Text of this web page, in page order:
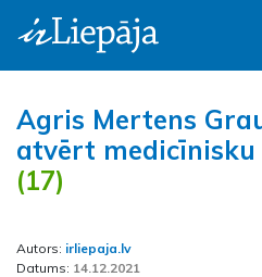
Agris Mertens
atvērt medicīnisku
(17)
Autors: irliepaja.lv
Datums: 14.12.2021